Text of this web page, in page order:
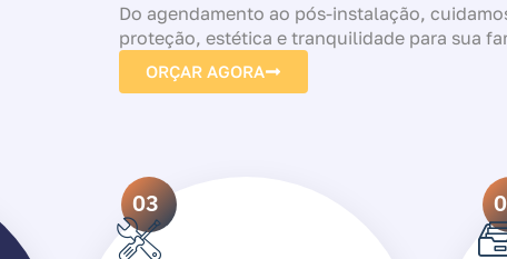
Do agendamento ao pós-instalação,
proteção, estética e tranquilidade para sua
ORÇAR AGORA
03